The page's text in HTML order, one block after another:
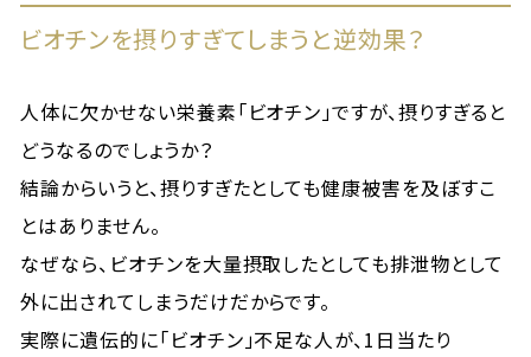
ビオチンを摂りすぎてしまうと逆効果？
人体に欠かせない栄養素「ビオチン」ですが、摂りすぎると
どうなるのでしょうか？
結論からいうと、摂りすぎたとしても健康被害を及ぼすこ
とはありません。
なぜなら、ビオチンを大量摂取したとしても排泄物として
外に出されてしまうだけだからです。
実際に遺伝的に「ビオチン」不足な人が、1日当たり